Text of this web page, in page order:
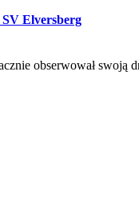
Elversberg
obserwował swoją